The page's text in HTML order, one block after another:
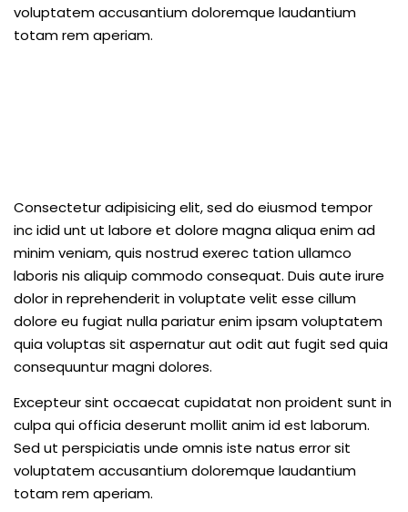
voluptatem accusantium doloremque laudantium
totam rem aperiam.
Consectetur adipisicing elit, sed do eiusmod tempor
inc idid unt ut labore et dolore magna aliqua enim ad
minim veniam, quis nostrud exerec tation ullamco
laboris nis aliquip commodo consequat. Duis aute irure
dolor in reprehenderit in voluptate velit esse cillum
dolore eu fugiat nulla pariatur enim ipsam voluptatem
quia voluptas sit aspernatur aut odit aut fugit sed quia
consequuntur magni dolores.
Excepteur sint occaecat cupidatat non proident sunt in
culpa qui officia deserunt mollit anim id est laborum.
Sed ut perspiciatis unde omnis iste natus error sit
voluptatem accusantium doloremque laudantium
totam rem aperiam.